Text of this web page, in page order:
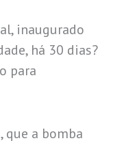
inaugurado
há 30 dias?
para
que a bomba